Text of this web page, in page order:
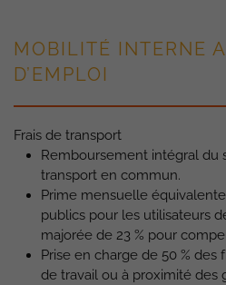
MOBILITÉ INTERNE
D’EMPLOI
Frais de transport
Remboursement intégral du
transport en commun.
Prime mensuelle
publics pour les utilisateurs
majorée de 23 % pour
Prise en charge de 50 % des
de travail ou à proximité des